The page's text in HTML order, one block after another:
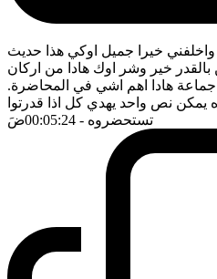
خيرا جميل اوكي هذا حديث
خير وشر اوك هادا من اركان
جماعة هادا اهم اشي في المحاضرة.
نص واحد يهدي كل اذا قدرتوا
تستحضروه - 00:05:24 ضَ